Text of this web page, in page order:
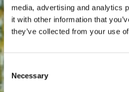
media, advertising and analytics
it with other information that
they’ve collected from your use
Selection
Necessary